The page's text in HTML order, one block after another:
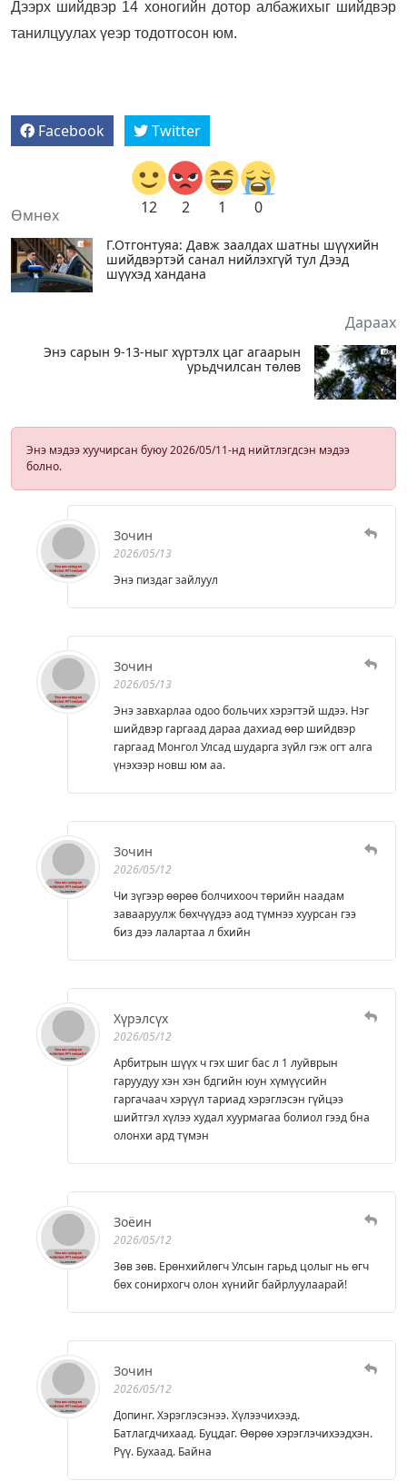
Дээрх шийдвэр 14 хоногийн дотор албажихыг шийдвэр
танилцуулах үеэр тодотгосон юм.
Facebook Twitter
12 2 1 0
Өмнөх
Г.Отгонтуяа: Давж заалдах шатны шүүхийн
шийдвэртэй санал нийлэхгүй тул Дээд
шүүхэд хандана
Дараах
Энэ сарын 9-13-ныг хүртэлх цаг агаарын
урьдчилсан төлөв
Энэ мэдээ хуучирсан буюу 2026/05/11-нд нийтлэгдсэн мэдээ
болно.
Зочин
2026/05/13
Энэ пиздаг зайлуул
Зочин
2026/05/13
Энэ завхарлаа одоо больчих хэрэгтэй шдээ. Нэг
шийдвэр гаргаад дараа дахиад өөр шийдвэр
гаргаад Монгол Улсад шударга зүйл гэж огт алга
үнэхээр новш юм аа.
Зочин
2026/05/12
Чи зүгээр өөрөө болчихооч төрийн наадам
завааруулж бөхчүүдээ аод түмнээ хуурсан гээ
биз дээ лалартаа л бхийн
Хүрэлсүх
2026/05/12
Арбитрын шүүх ч гэх шиг бас л 1 луйврын
гаруудуу хэн хэн бдгийн юун хүмүүсийн
гаргачаач хэрүүл тариад хэрэглэсэн гүйцээ
шийтгэл хүлээ худал хуурмагаа болиол гээд бна
олонхи ард түмэн
Зоёин
2026/05/12
Зөв зөв. Ерөнхийлөгч Улсын гарьд цолыг нь өгч
бөх сонирхогч олон хүнийг байрлуулаарай!
Зочин
2026/05/12
Допинг. Хэрэглэсэнээ. Хүлээчихээд.
Батлагдчихаад. Буцдаг. Өөрөө хэрэглэчихээдхэн.
Рүү. Бухаад. Байна